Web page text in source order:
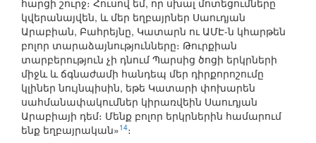
հարցի շուրջ։ Հուսով եմ, որ սխալ մոտեցումները
կվերանայվեն, և մեր եղբայրներ Սաուդյան
Արաբիան, Բահրեյնը, Կատարն ու ԱՄԷ-ն կհարթեն
բոլոր տարաձայնությունները։ Թուրքիան
տարբերություն չի դնում Պարսից ծոցի երկրների
միջև և ճգնաժամի հանդեպ մեր դիրքորոշումը
կլիներ նույնպիսին, եթե Կատարի փոխարեն
սահմանափակումներ կիրառվեին Սաուդյան
Արաբիայի դեմ։ Մենք բոլոր երկրներին համարում
ենք եղբայրական»14։